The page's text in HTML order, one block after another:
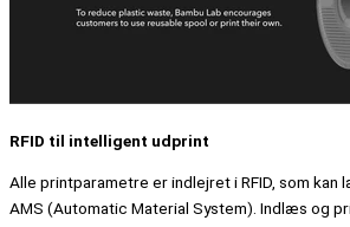
RFID til intelligent udprint
Alle printparametre er indlejret i RFID, som kan
AMS (Automatic Material System). Indlæs og